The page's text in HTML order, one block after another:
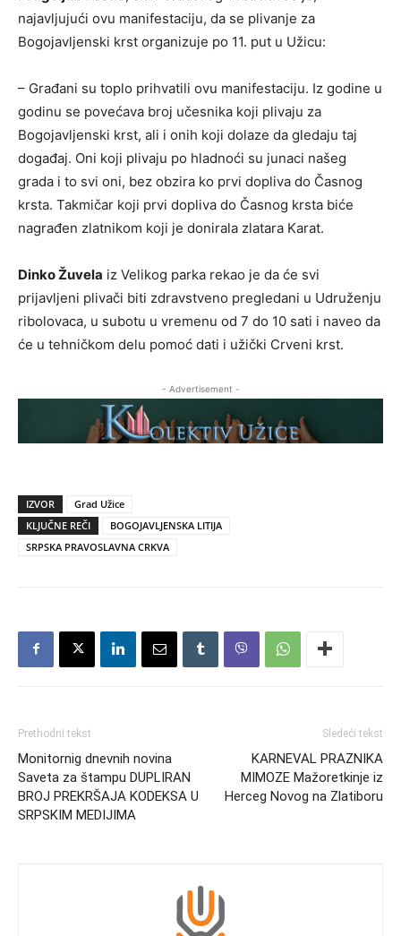
najavljujući ovu manifestaciju, da se plivanje za
Bogojavljenski krst organizuje po 11. put u Užicu:
– Građani su toplo prihvatili ovu manifestaciju. Iz godine u
godinu se povećava broj učesnika koji plivaju za
Bogojavljenski krst, ali i onih koji dolaze da gledaju taj
događaj. Oni koji plivaju po hladnoći su junaci našeg
grada i to svi oni, bez obzira ko prvi dopliva do Časnog
krsta. Takmičar koji prvi dopliva do Časnog krsta biće
nagrađen zlatnikom koji je donirala zlatara Karat.
Dinko Žuvela iz Velikog parka rekao je da će svi
prijavljeni plivači biti zdravstveno pregledani u Udruženju
ribolovaca, u subotu u vremenu od 7 do 10 sati i naveo da
će u tehničkom delu pomoć dati i užički Crveni krst.
- Advertisement -
IZVOR
Grad Užice
KLJUČNE REČI
BOGOJAVLJENSKA LITIJA
SRPSKA PRAVOSLAVNA CRKVA
Prethodni tekst
Monitornig dnevnih novina
Saveta za štampu DUPLIRAN
BROJ PREKRŠAJA KODEKSA U
SRPSKIM MEDIJIMA
Sledeći tekst
KARNEVAL PRAZNIKA
MIMOZE Mažoretkinje iz
Herceg Novog na Zlatiboru